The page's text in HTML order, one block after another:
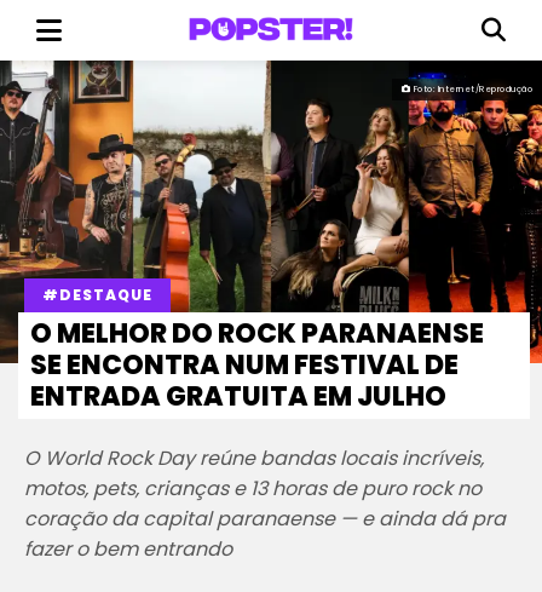
Foto: Internet/Reprodução
#DESTAQUE
O MELHOR DO ROCK PARANAENSE
SE ENCONTRA NUM FESTIVAL DE
ENTRADA GRATUITA EM JULHO
O World Rock Day reúne bandas locais incríveis,
motos, pets, crianças e 13 horas de puro rock no
coração da capital paranaense — e ainda dá pra
fazer o bem entrando